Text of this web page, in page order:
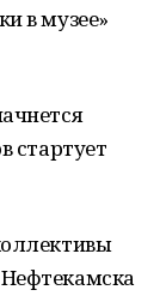
в музее»
стартует